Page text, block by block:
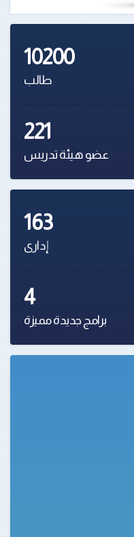
10200
طالب
221
عضو هيئة تدريس
163
إدارى
4
برامج جديدة مميزة